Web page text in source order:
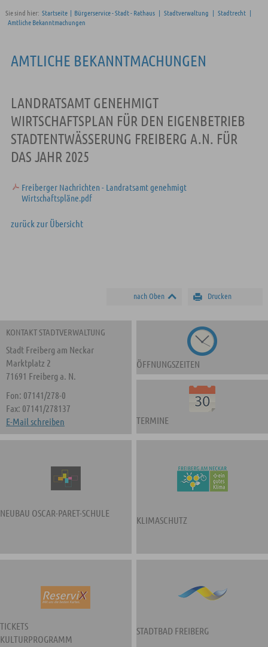
Sie sind hier: Startseite | Bürgerservice - Stadt - Rathaus | Stadtverwaltung | Stadtrecht |
Amtliche Bekanntmachungen
AMTLICHE BEKANNTMACHUNGEN
LANDRATSAMT GENEHMIGT
WIRTSCHAFTSPLAN FÜR DEN EIGENBETRIEB
STADTENTWÄSSERUNG FREIBERG A.N. FÜR
DAS JAHR 2025
Freiberger Nachrichten - Landratsamt genehmigt
Wirtschaftspläne.pdf
zurück zur Übersicht
Drucken
nach Oben
KONTAKT STADTVERWALTUNG
Stadt Freiberg am Neckar
Marktplatz 2
71691 Freiberg a. N.
Fon: 07141/278-0
Fax: 07141/278137
E-Mail schreiben
ÖFFNUNGSZEITEN
TERMINE
NEUBAU OSCAR-PARET-SCHULE
KLIMASCHUTZ
TICKETS
KULTURPROGRAMM
STADTBAD FREIBERG